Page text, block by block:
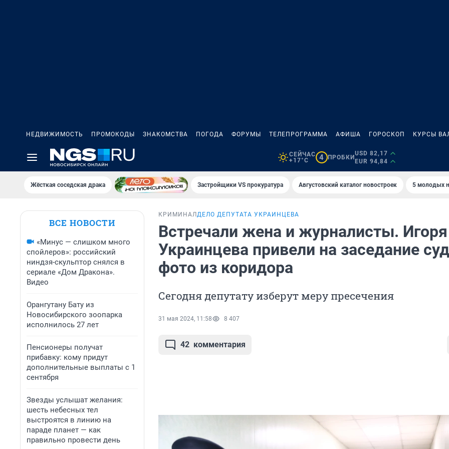
НЕДВИЖИМОСТЬ ПРОМОКОДЫ ЗНАКОМСТВА ПОГОДА ФОРУМЫ ТЕЛЕПРОГРАММА АФИША ГОРОСКОП КУРСЫ
СЕЙЧАС
+17°C
4 ПРОБКИ
USD 82,17
EUR 94,84
Жёсткая соседская драка Застройщики VS прокуратура Августовский каталог новостроек 5 молодых
ВСЕ НОВОСТИ
«Минус — слишком много
спойлеров»: российский
ниндзя-скульптор снялся в
сериале «Дом Дракона».
Видео
Орангутану Бату из
Новосибирского зоопарка
исполнилось 27 лет
Пенсионеры получат
прибавку: кому придут
дополнительные выплаты с 1
сентября
Звезды услышат желания:
шесть небесных тел
выстроятся в линию на
параде планет — как
правильно провести день
КРИМИНАЛДЕЛО ДЕПУТАТА УКРАИНЦЕВА
Встречали жена и журналисты. Игоря
Украинцева привели на заседание
фото из коридора
Сегодня депутату изберут меру пресечения
31 мая 2024, 11:58 8 407
42 комментария